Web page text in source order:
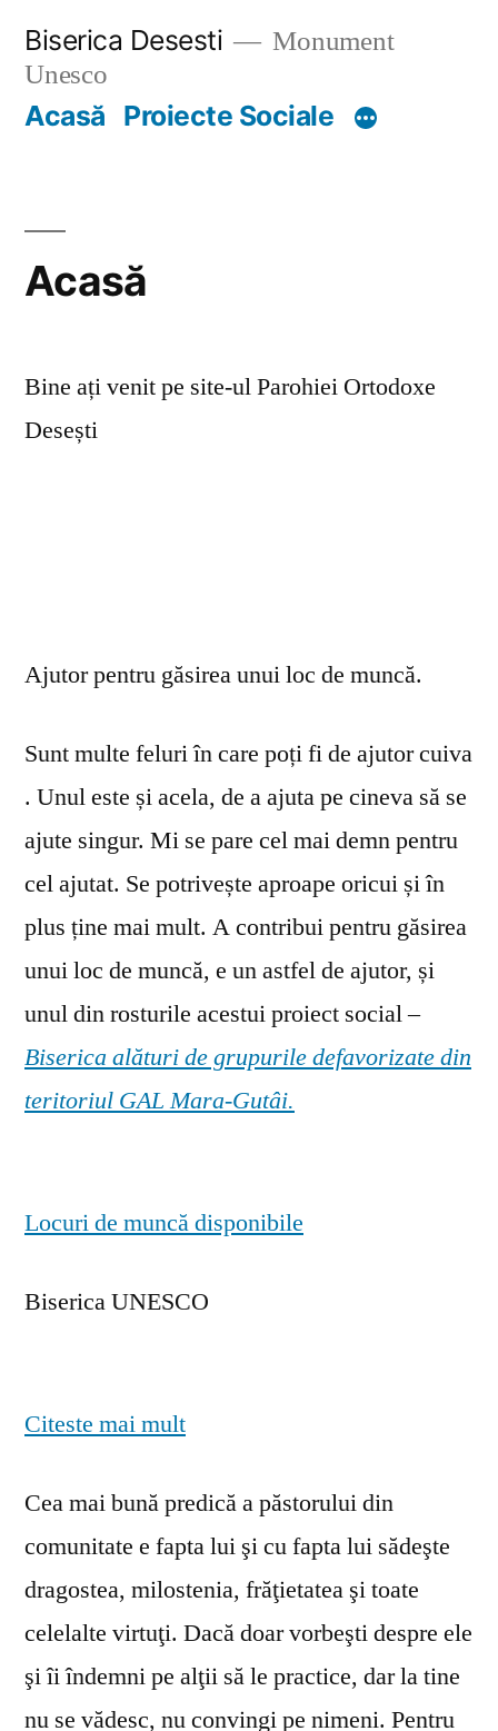
content
Biserica Desesti
Monument
Unesco
Acasă Proiecte Sociale
Acasă
Bine ați venit pe site-ul Parohiei Ortodoxe
Desești
Ajutor pentru găsirea unui loc de muncă.
Sunt multe feluri în care poți fi de ajutor cuiva
. Unul este și acela, de a ajuta pe cineva să se
ajute singur. Mi se pare cel mai demn pentru
cel ajutat. Se potrivește aproape oricui și în
plus ține mai mult. A contribui pentru găsirea
unui loc de muncă, e un astfel de ajutor, și
unul din rosturile acestui proiect social –
Biserica alături de grupurile defavorizate din
teritoriul GAL Mara-Gutâi.
Locuri de muncă disponibile
Biserica UNESCO
Citeste mai mult
Cea mai bună predică a păstorului din
comunitate e fapta lui şi cu fapta lui sădeşte
dragostea, milostenia, frăţietatea şi toate
celelalte virtuţi. Dacă doar vorbeşti despre ele
şi îi îndemni pe alţii să le practice, dar la tine
nu se vă­desc, nu convingi pe nimeni. Pentru